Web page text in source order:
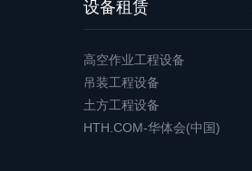
设备租赁
高空作业工程设备
吊装工程设备
土方工程设备
HTH.COM-华体会(中国)